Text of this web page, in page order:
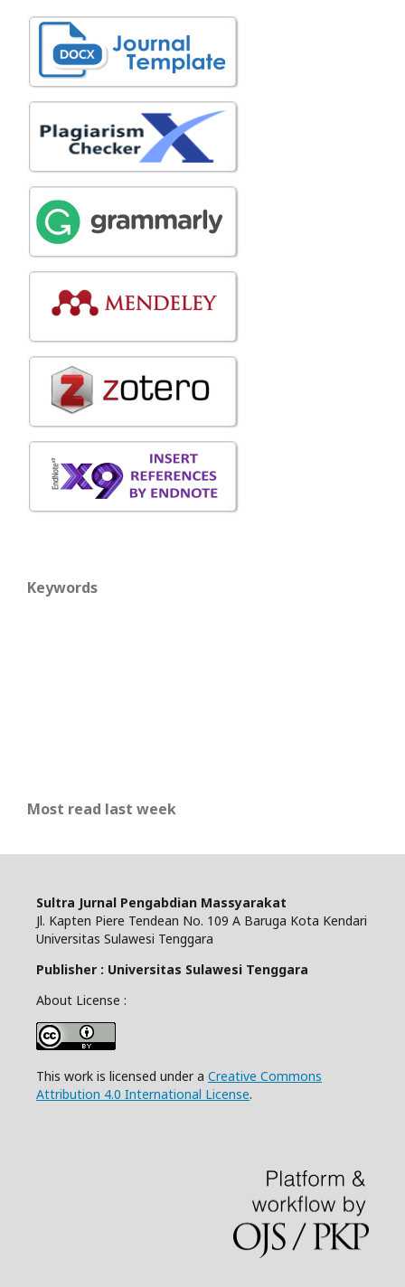
Keywords
Most read last week
Sultra Jurnal Pengabdian Massyarakat
Jl. Kapten Piere Tendean No. 109 A Baruga Kota Kendari
Universitas Sulawesi Tenggara
Publisher : Universitas Sulawesi Tenggara
About License :
This work is licensed under a Creative Commons
Attribution 4.0 International License.